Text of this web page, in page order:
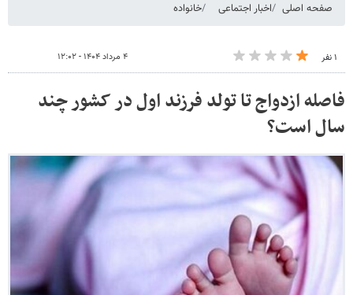
صفحه اصلی اخبار اجتماعی خانواده
۱ نفر ۴ مرداد ۱۴۰۴ - ۱۲:۰۲
فاصله ازدواج تا تولد فرزند اول در کشور چند
سال است؟